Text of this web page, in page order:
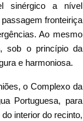
sinérgico a nível
fronteiriça
Ao mesmo
sob o princípio da
e harmoniosa.
o Complexo da
Portuguesa, para
interior do recinto,